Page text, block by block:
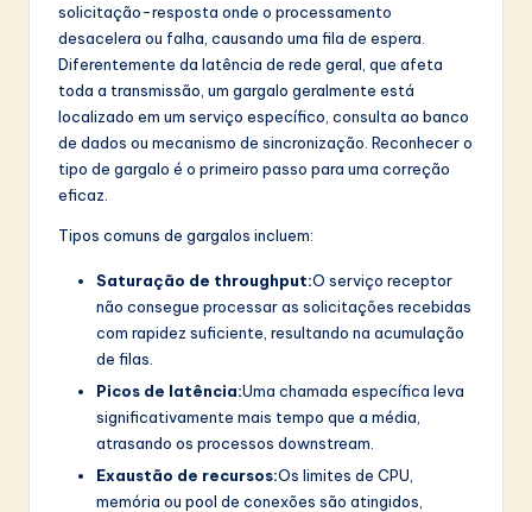
o
solicitação-resposta onde o processamento
desacelera ou falha, causando uma fila de espera.
Diferentemente da latência de rede geral, que afeta
toda a transmissão, um gargalo geralmente está
localizado em um serviço específico, consulta ao banco
de dados ou mecanismo de sincronização. Reconhecer o
tipo de gargalo é o primeiro passo para uma correção
eficaz.
Tipos comuns de gargalos incluem:
Saturação de throughput:O serviço receptor
não consegue processar as solicitações recebidas
com rapidez suficiente, resultando na acumulação
de filas.
Picos de latência:Uma chamada específica leva
significativamente mais tempo que a média,
atrasando os processos downstream.
Exaustão de recursos:Os limites de CPU,
memória ou pool de conexões são atingidos,